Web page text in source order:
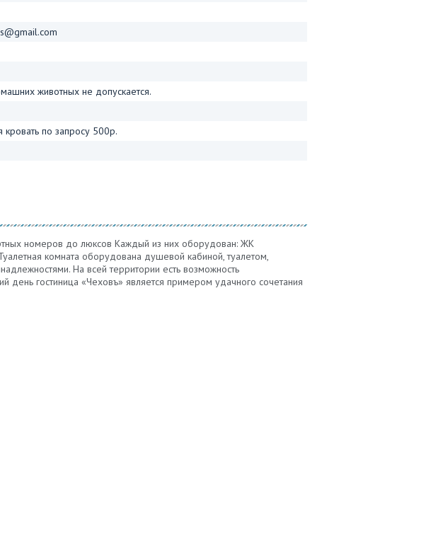
животных не допускается.
кровать по запросу 500р.
номеров до люксов Каждый из них оборудован: ЖК
комната оборудована душевой кабиной, туалетом,
На всей территории есть возможность
день гостиница «Чеховъ» является примером удачного сочетания